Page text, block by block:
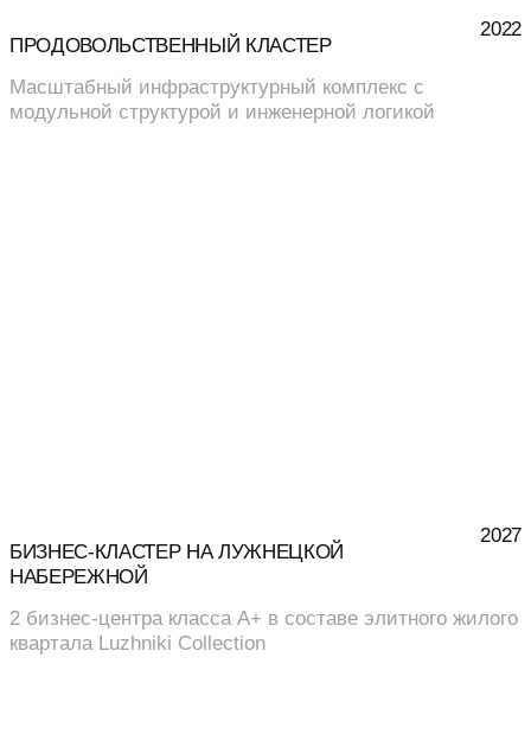
ПРОДОВОЛЬСТВЕННЫЙ КЛАСТЕР
2022
Масштабный инфраструктурный комплекс с
модульной структурой и инженерной логикой
БИЗНЕС-КЛАСТЕР НА ЛУЖНЕЦКОЙ
НАБЕРЕЖНОЙ
2027
2 бизнес-центра класса А+ в составе элитного жилого
квартала Luzhniki Collection